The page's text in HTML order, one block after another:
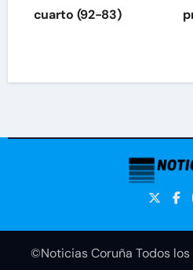
cuarto (92-83)
©Noticias Coruña Todos